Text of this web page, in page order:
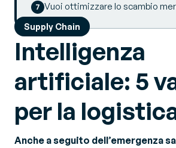
Supply Chain
Intelligenza
artificiale: 5
per la
Anche a seguito dell’emergenza
Vuoi ottimizzare lo scambio